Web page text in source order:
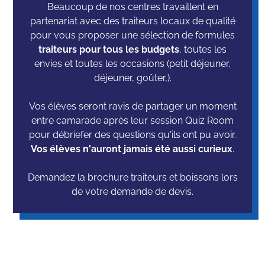
Beaucoup de nos centres travaillent en
partenariat avec des traiteurs locaux de qualité
pour vous proposer une sélection de formules
traiteurs pour tous les budgets, toutes les
envies et toutes les occasions (petit déjeuner,
déjeuner, goûter,).
Vos élèves seront ravis de partager un moment
entre camarade après leur session Quiz Room
pour débriefer des questions qu'ils ont pu avoir.
Vos élèves n'auront jamais été aussi curieux.
Demandez la brochure traiteurs et boissons lors
de votre demande de devis.